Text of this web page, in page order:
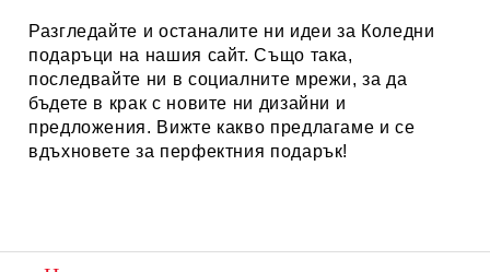
Разгледайте и останалите ни идеи за Коледни
подаръци на нашия сайт. Също така,
последвайте ни в социалните мрежи, за да
бъдете в крак с новите ни дизайни и
предложения. Вижте какво предлагаме и се
вдъхновете за перфектния подарък!